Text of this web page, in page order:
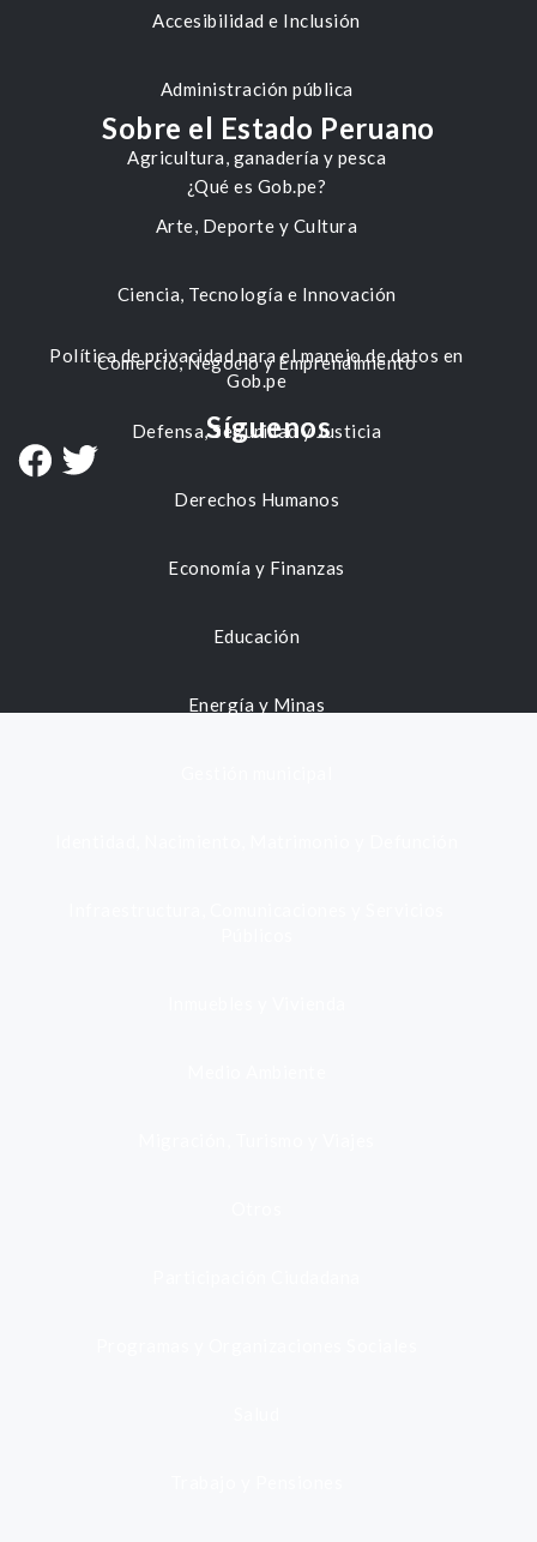
Accesibilidad e Inclusión
Administración pública
Agricultura, ganadería y pesca
Arte, Deporte y Cultura
Ciencia, Tecnología e Innovación
Comercio, Negocio y Emprendimiento
Defensa, Seguridad y Justicia
Derechos Humanos
Economía y Finanzas
Educación
Energía y Minas
Sobre el Estado Peruano
¿Qué es Gob.pe?
Política de privacidad para el manejo de datos en
Gob.pe
Síguenos